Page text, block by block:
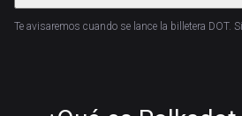
Te avisaremos cuando se lance la billetera DOT.